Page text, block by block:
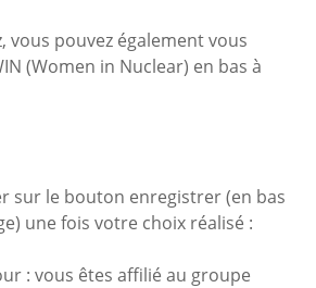
vous pouvez également vous
(Women in Nuclear) en bas à
sur le bouton enregistrer (en bas
une fois votre choix réalisé :
: vous êtes affilié au groupe